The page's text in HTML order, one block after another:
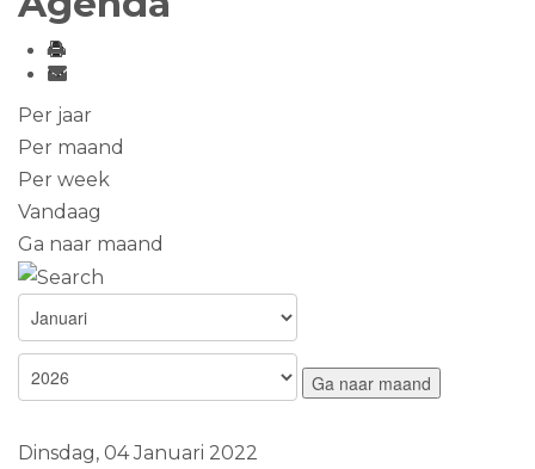
Per jaar
Per maand
Per week
Vandaag
Ga naar maand
Ga naar maand
Dinsdag, 04 Januari 2022